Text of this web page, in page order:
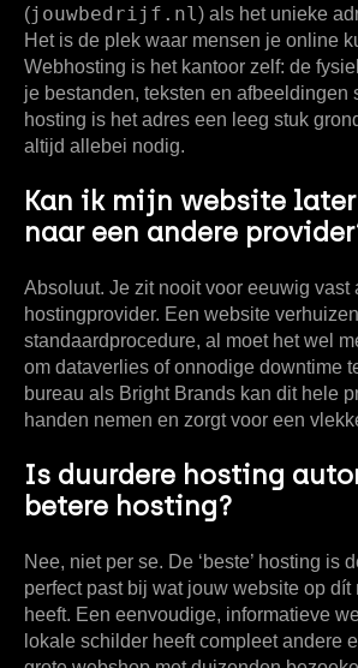
(jouwbedrijf.nl) als het unieke
Het is de plek waar mensen je online
Webhosting is het kantoor zelf: de
je bestanden, teksten en afbeeldingen
hosting is het adres een leeg stuk
altijd allebei nodig.
Kan ik mijn website
naar een andere
Absoluut. Je zit nooit voor eeuwig vast
hostingprovider. Een website
standaardprocedure, al moet het wel
om dataverlies of onnodige downtime
bureau als Bright Brands kan dit hele
handen nemen en zorgt voor een
Is duurdere hosting
betere hosting?
Nee, niet per se. De ‘beste’ hosting is
perfect past bij wat jouw website op dít
heeft. Een eenvoudige, informatieve
lokale schilder heeft compleet andere